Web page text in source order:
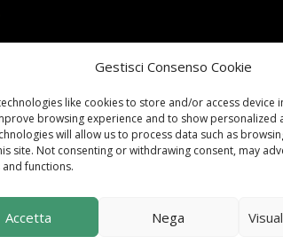
Gestisci Consenso Cookie
like cookies to store and/or access device
browsing experience and to show personalized
will allow us to process data such as
site. Not consenting or withdrawing consent, may
functions.
Accetta Nega
per la Campania 2014-2020. Misura 19 -
attività extra agricole in zone rurali